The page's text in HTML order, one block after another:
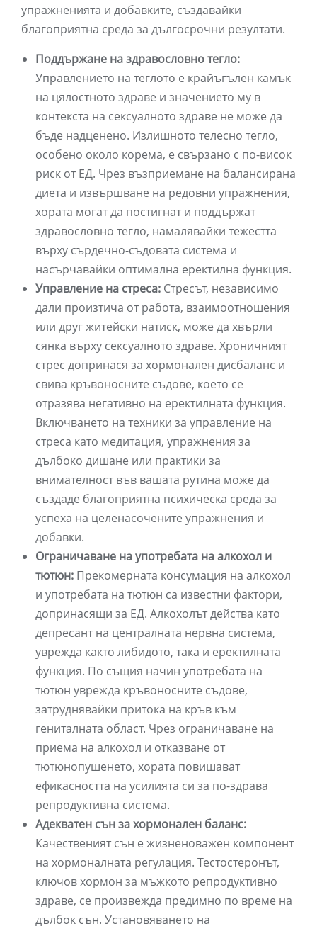
упражненията и добавките, създавайки
благоприятна среда за дългосрочни резултати.
Поддържане на здравословно тегло:
Управлението на теглото е крайъгълен камък
на цялостното здраве и значението му в
контекста на сексуалното здраве не може да
бъде надценено. Излишното телесно тегло,
особено около корема, е свързано с по-висок
риск от ЕД. Чрез възприемане на балансирана
диета и извършване на редовни упражнения,
хората могат да постигнат и поддържат
здравословно тегло, намалявайки тежестта
върху сърдечно-съдовата система и
насърчавайки оптимална еректилна функция.
Управление на стреса: Стресът, независимо
дали произтича от работа, взаимоотношения
или друг житейски натиск, може да хвърли
сянка върху сексуалното здраве. Хроничният
стрес допринася за хормонален дисбаланс и
свива кръвоносните съдове, което се
отразява негативно на еректилната функция.
Включването на техники за управление на
стреса като медитация, упражнения за
дълбоко дишане или практики за
внимателност във вашата рутина може да
създаде благоприятна психическа среда за
успеха на целенасочените упражнения и
добавки.
Ограничаване на употребата на алкохол и
тютюн: Прекомерната консумация на алкохол
и употребата на тютюн са известни фактори,
допринасящи за ЕД. Алкохолът действа като
депресант на централната нервна система,
уврежда както либидото, така и еректилната
функция. По същия начин употребата на
тютюн уврежда кръвоносните съдове,
затруднявайки притока на кръв към
гениталната област. Чрез ограничаване на
приема на алкохол и отказване от
тютюнопушенето, хората повишават
ефикасността на усилията си за по-здрава
репродуктивна система.
Адекватен сън за хормонален баланс:
Качественият сън е жизненоважен компонент
на хормоналната регулация. Тестостеронът,
ключов хормон за мъжкото репродуктивно
здраве, се произвежда предимно по време на
дълбок сън. Установяването на